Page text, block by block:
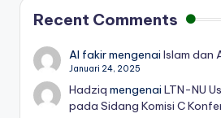
Recent Comments
Al fakirmengenaiIslam dan
Januari 24, 2025
Hadziq mengenaiLTN-NU
pada Sidang Komisi C